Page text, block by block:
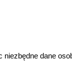
dane